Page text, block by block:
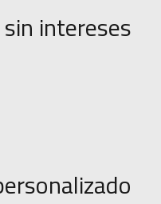
intereses